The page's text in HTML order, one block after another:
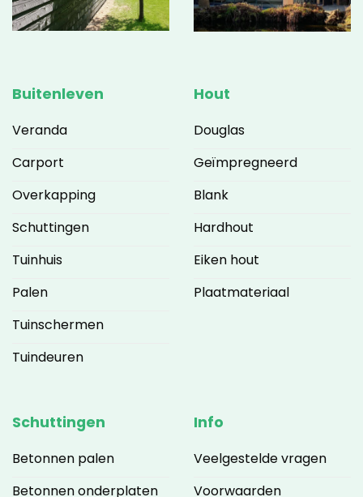
Buitenleven
Veranda
Carport
Overkapping
Schuttingen
Tuinhuis
Palen
Tuinschermen
Tuindeuren
Hout
Douglas
Geïmpregneerd
Blank
Hardhout
Eiken hout
Plaatmateriaal
Schuttingen
Betonnen palen
Betonnen onderplaten
Info
Veelgestelde vragen
Voorwaarden